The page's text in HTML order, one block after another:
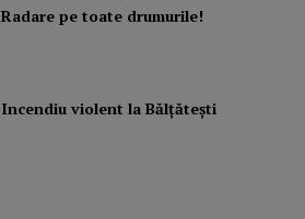
Radare pe toate drumurile!
Incendiu violent la Bălţăteşti